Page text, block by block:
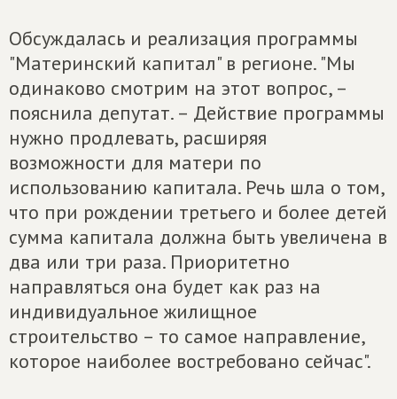
Обсуждалась и реализация программы
"Материнский капитал" в регионе. "Мы
одинаково смотрим на этот вопрос, –
пояснила депутат. – Действие программы
нужно продлевать, расширяя
возможности для матери по
использованию капитала. Речь шла о том,
что при рождении третьего и более детей
сумма капитала должна быть увеличена в
два или три раза. Приоритетно
направляться она будет как раз на
индивидуальное жилищное
строительство – то самое направление,
которое наиболее востребовано сейчас".